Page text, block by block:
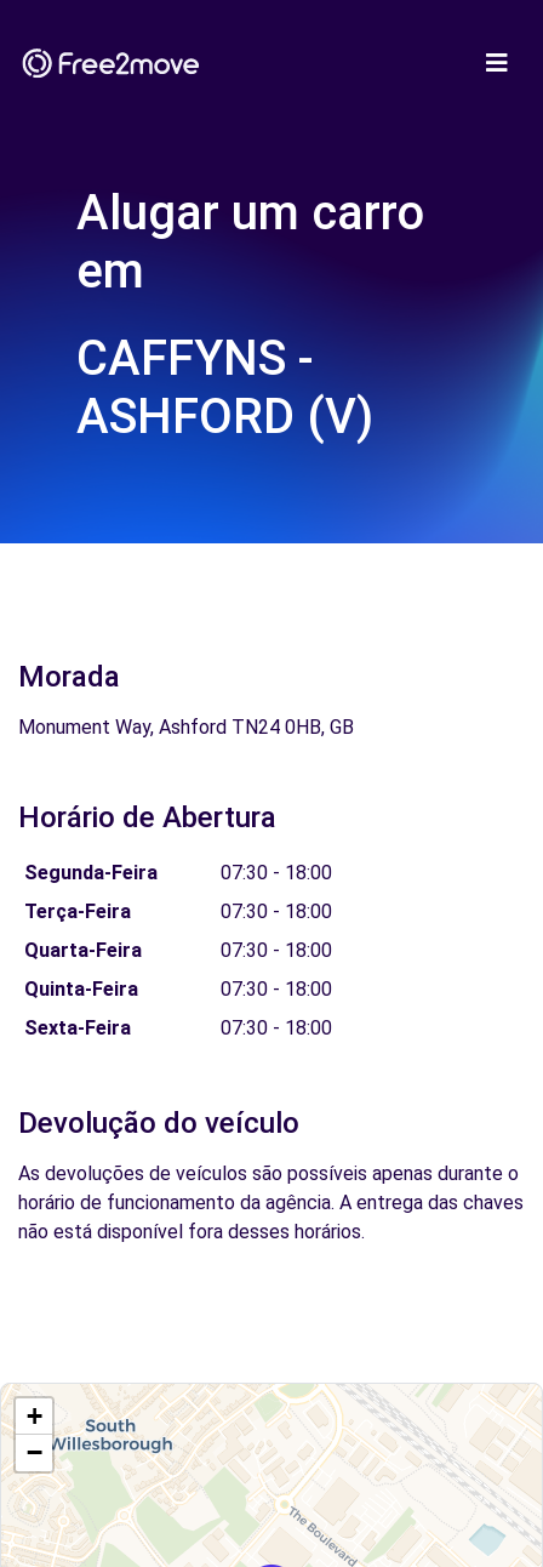
Alugar um carro
em
CAFFYNS -
ASHFORD (V)
Morada
Monument Way, Ashford TN24 0HB, GB
Horário de Abertura
Segunda-Feira
07:30 - 18:00
Terça-Feira
07:30 - 18:00
Quarta-Feira
07:30 - 18:00
Quinta-Feira
07:30 - 18:00
Sexta-Feira
07:30 - 18:00
Devolução do veículo
As devoluções de veículos são possíveis apenas durante o
horário de funcionamento da agência. A entrega das chaves
não está disponível fora desses horários.
+
−